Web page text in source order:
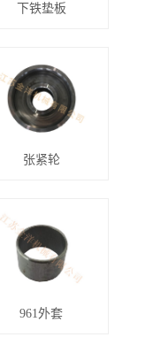
下铁垫板
张紧轮
961外套